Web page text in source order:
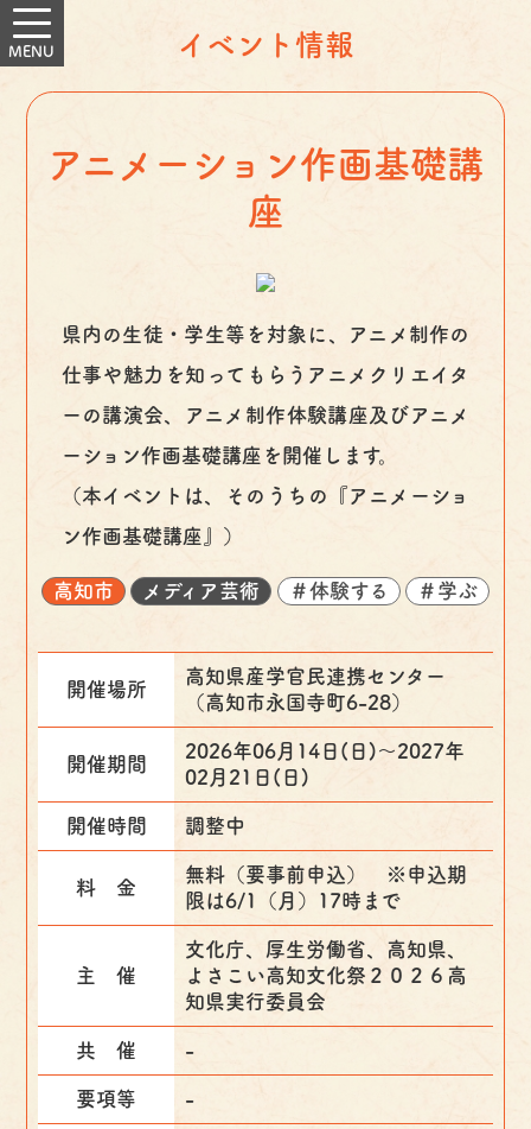
イベント情報
アニメーション作画基礎講
座
県内の生徒・学生等を対象に、アニメ制作の
仕事や魅力を知ってもらうアニメクリエイタ
ーの講演会、アニメ制作体験講座及びアニメ
ーション作画基礎講座を開催します。
（本イベントは、そのうちの『アニメーショ
ン作画基礎講座』）
高知市 メディア芸術 ＃体験する ＃学ぶ
開催場所
高知県産学官民連携センター
（高知市永国寺町6-28）
開催期間
2026年06月14日(日)〜2027年
02月21日(日)
開催時間 調整中
料 金
無料（要事前申込） ※申込期
限は6/1（月）17時まで
主 催
文化庁、厚生労働省、高知県、
よさこい高知文化祭２０２６高
知県実行委員会
共 催 -
要項等 -